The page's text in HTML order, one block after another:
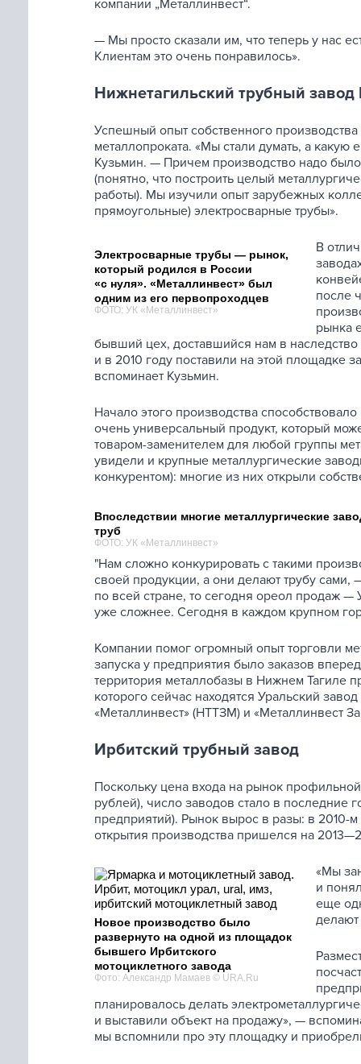
компании „Металлинвест“.
— Мы просто сказали им, что теперь у нас
Клиентам это очень понравилось».
Нижнетагильский трубный завод
Успешный опыт собственного
металлопроката. «Мы стали думать, а
Кузьмин. — Причем производство надо
(понятно, что построить целый
работы). Мы изучили опыт зарубежных
прямоугольные) электросварные трубы».
Электросварные трубы — рынок,
который родился в России
«с нуля». «Металлинвест» был
одним из его первопроходцев
ФОТО: УК «Металлинвест»
В
после
рынка
бывший цех, доставшийся нам в
и в 2010 году поставили на этой площадке
вспоминает Кузьмин.
Начало этого производства
очень универсальный продукт, который
товаром-заменителем для любой группы
увидели и крупные металлургические
конкурентом): многие из них открыли
Впоследствии многие металлургические
труб
ФОТО: УК «Металлинвест»
"Нам сложно конкурировать с такими
своей продукции, а они делают трубу
по всей стране, то сегодня ореол продаж
уже сложнее. Сегодня в каждом крупном
Компании помог огромный опыт торговли
запуска у предприятия было заказов
территория металлобазы в Нижнем Тагиле
которого сейчас находятся Уральский
«Металлинвест» (НТТЗМ) и «Металлинвест
Ирбитский трубный завод
Поскольку цена входа на рынок
рублей), число заводов стало в последние
предприятий). Рынок вырос в разы: в 2010-
открытия производства пришелся на
Новое производство было
развернуто на одной из площадок
бывшего Ирбитского
мотоциклетного завода
Фото: Александр Мамаев © URA.Ru
«Мы
и
еще
делают
планировалось делать
и выставили объект на продажу», —
мы вспомнили про эту площадку и